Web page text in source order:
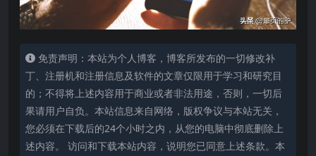
免责声明：本站为个人博客，博客所发布的一切修改补
丁、注册机和注册信息及软件的文章仅限用于学习和研究目
的；不得将上述内容用于商业或者非法用途，否则，一切后
果请用户自负。本站信息来自网络，版权争议与本站无关，
您必须在下载后的24个小时之内，从您的电脑中彻底删除上
述内容。 访问和下载本站内容，说明您已同意上述条款。本